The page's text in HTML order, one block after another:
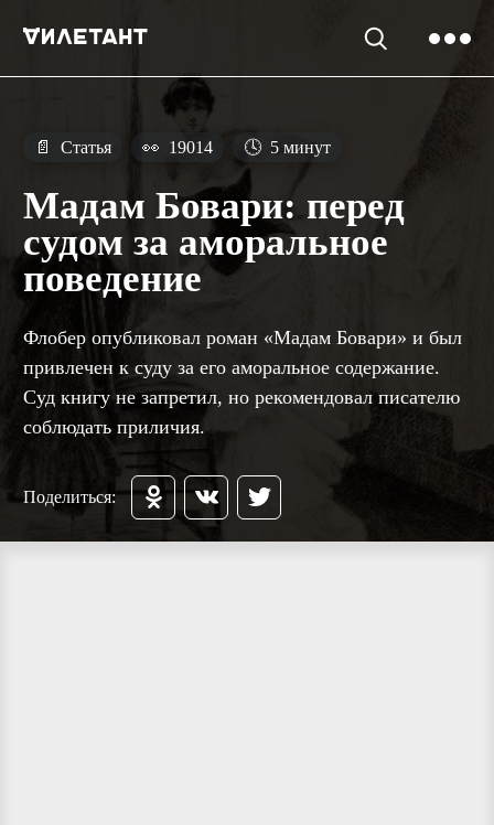
📄 Статья 👀 19014 🕓 5 минут
Мадам Бовари: перед
судом за аморальное
поведение
Флобер опубликовал роман «Мадам Бовари» и был
привлечен к суду за его аморальное содержание.
Суд книгу не запретил, но рекомендовал писателю
соблюдать приличия.
Поделиться: